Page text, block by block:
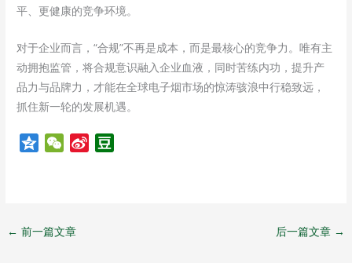
平、更健康的竞争环境。
对于企业而言，“合规”不再是成本，而是最核心的竞争力。唯有主
动拥抱监管，将合规意识融入企业血液，同时苦练内功，提升产
品力与品牌力，才能在全球电子烟市场的惊涛骇浪中行稳致远，
抓住新一轮的发展机遇。
Q
W
t
← 前一篇文章 后一篇文章 →